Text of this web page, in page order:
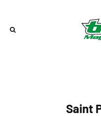
Saint